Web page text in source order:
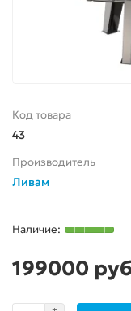
Код товара
43
Производитель
Ливам
199000